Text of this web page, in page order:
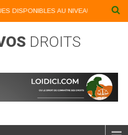
DISPONIBLES AU NIVEAU DU MENU
DROITS